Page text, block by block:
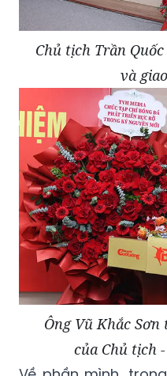
Chủ tịch Trần
và
Ông Vũ Khắc
của Chủ tịch